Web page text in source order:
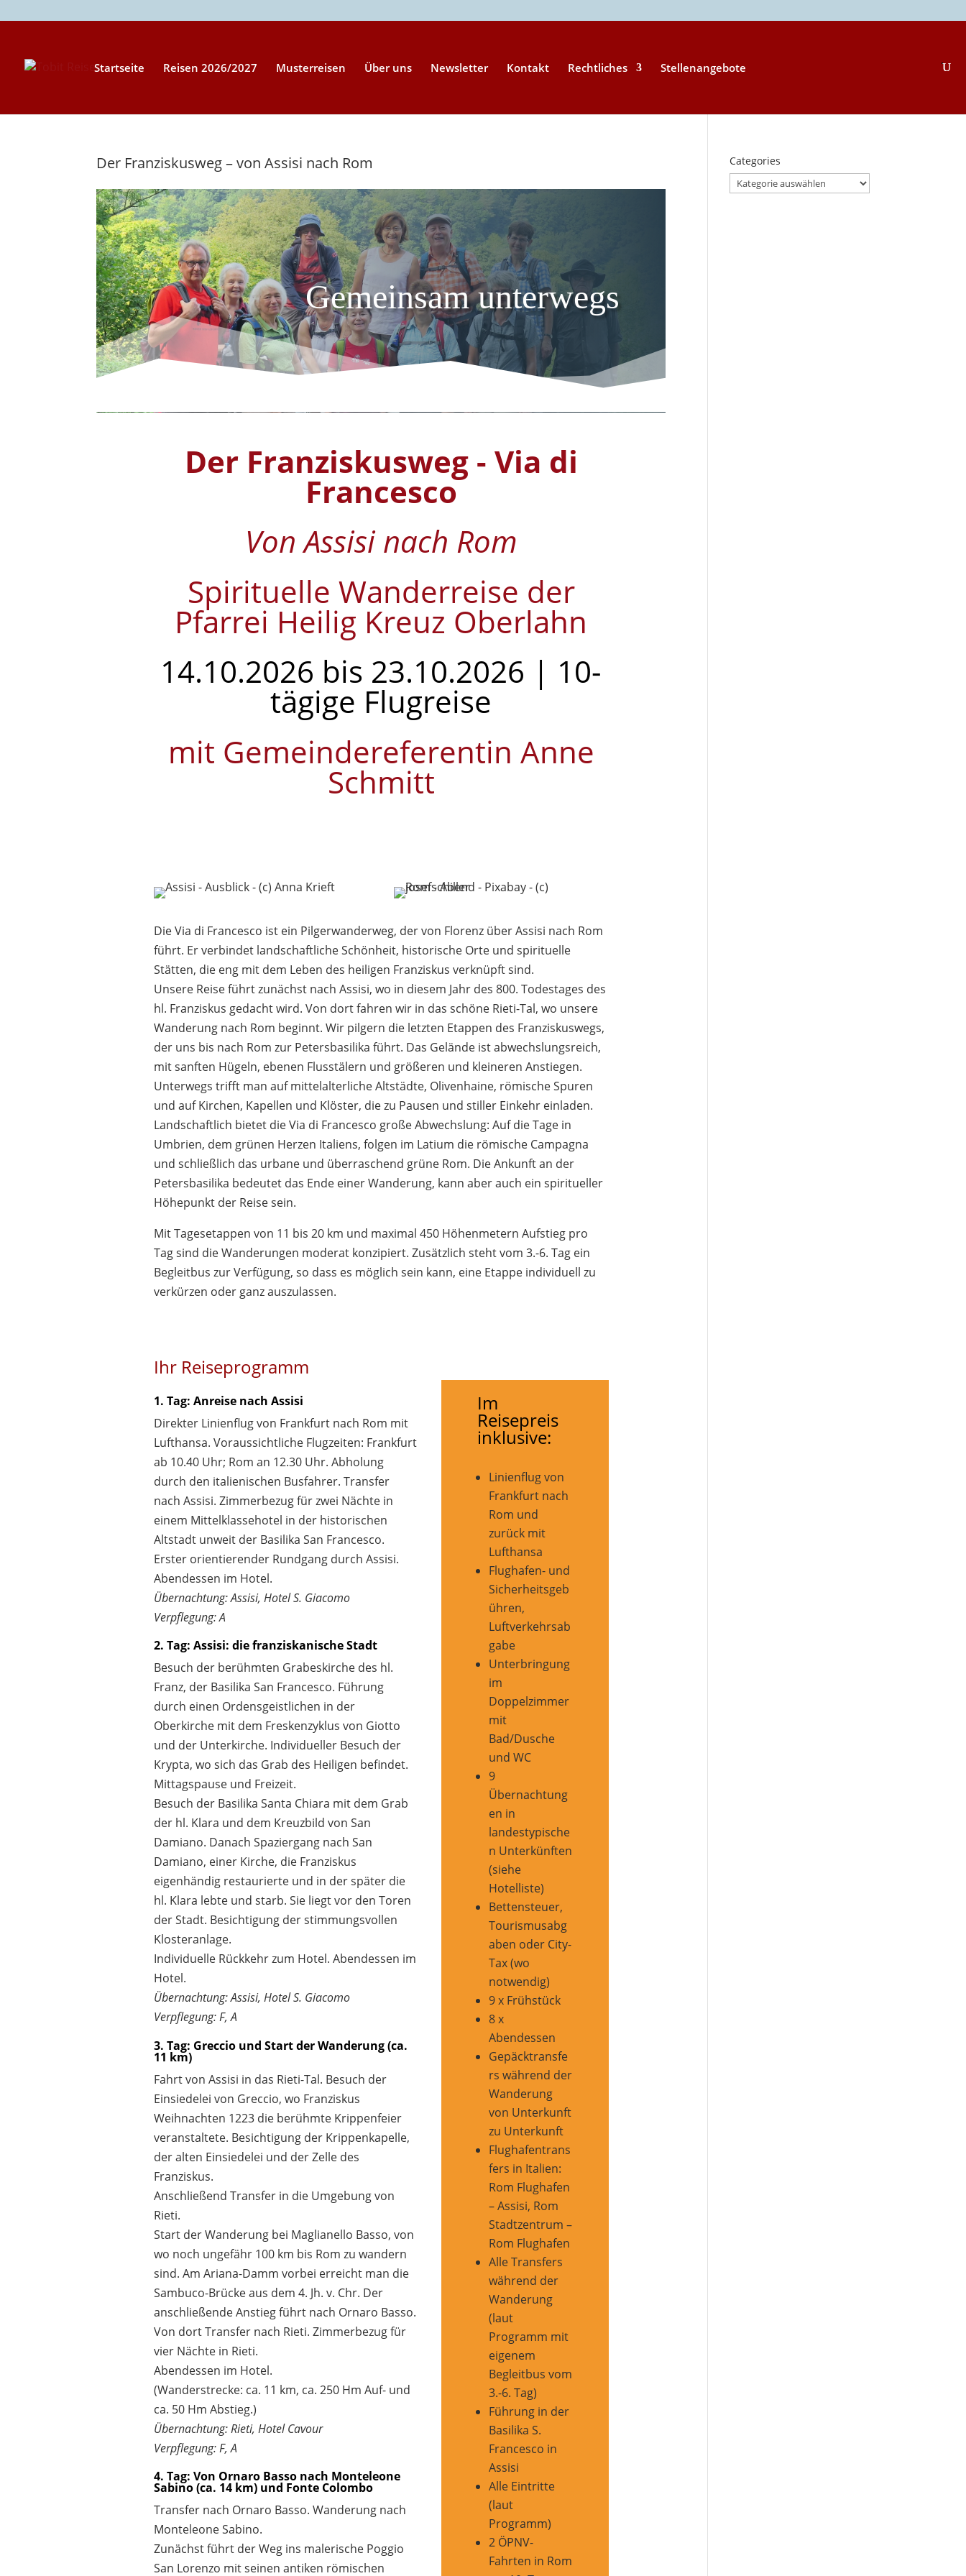
Startseite Reisen 2026/2027 Musterreisen Über uns Newsletter Kontakt Rechtliches Stellenangebote
Der Franziskusweg – von Assisi nach Rom
Gemeinsam unterwegs
Der Franziskusweg - Via di
Francesco
Von Assisi nach Rom
Spirituelle Wanderreise der
Pfarrei Heilig Kreuz Oberlahn
14.10.2026 bis 23.10.2026 | 10-
tägige Flugreise
mit Gemeindereferentin Anne
Schmitt
Die Via di Francesco ist ein Pilgerwanderweg, der von Florenz über Assisi nach Rom
führt. Er verbindet landschaftliche Schönheit, historische Orte und spirituelle
Stätten, die eng mit dem Leben des heiligen Franziskus verknüpft sind.
Unsere Reise führt zunächst nach Assisi, wo in diesem Jahr des 800. Todestages des
hl. Franziskus gedacht wird. Von dort fahren wir in das schöne Rieti-Tal, wo unsere
Wanderung nach Rom beginnt. Wir pilgern die letzten Etappen des Franziskuswegs,
der uns bis nach Rom zur Petersbasilika führt. Das Gelände ist abwechslungsreich,
mit sanften Hügeln, ebenen Flusstälern und größeren und kleineren Anstiegen.
Unterwegs trifft man auf mittelalterliche Altstädte, Olivenhaine, römische Spuren
und auf Kirchen, Kapellen und Klöster, die zu Pausen und stiller Einkehr einladen.
Landschaftlich bietet die Via di Francesco große Abwechslung: Auf die Tage in
Umbrien, dem grünen Herzen Italiens, folgen im Latium die römische Campagna
und schließlich das urbane und überraschend grüne Rom. Die Ankunft an der
Petersbasilika bedeutet das Ende einer Wanderung, kann aber auch ein spiritueller
Höhepunkt der Reise sein.
Mit Tagesetappen von 11 bis 20 km und maximal 450 Höhenmetern Aufstieg pro
Tag sind die Wanderungen moderat konzipiert. Zusätzlich steht vom 3.-6. Tag ein
Begleitbus zur Verfügung, so dass es möglich sein kann, eine Etappe individuell zu
verkürzen oder ganz auszulassen.
Ihr Reiseprogramm
1. Tag: Anreise nach Assisi
Direkter Linienflug von Frankfurt nach Rom mit
Lufthansa. Voraussichtliche Flugzeiten: Frankfurt
ab 10.40 Uhr; Rom an 12.30 Uhr. Abholung
durch den italienischen Busfahrer. Transfer
nach Assisi. Zimmerbezug für zwei Nächte in
einem Mittelklassehotel in der historischen
Altstadt unweit der Basilika San Francesco.
Erster orientierender Rundgang durch Assisi.
Abendessen im Hotel.
Übernachtung: Assisi, Hotel S. Giacomo
Verpflegung: A
2. Tag: Assisi: die franziskanische Stadt
Besuch der berühmten Grabeskirche des hl.
Franz, der Basilika San Francesco. Führung
durch einen Ordensgeistlichen in der
Oberkirche mit dem Freskenzyklus von Giotto
und der Unterkirche. Individueller Besuch der
Krypta, wo sich das Grab des Heiligen befindet.
Mittagspause und Freizeit.
Besuch der Basilika Santa Chiara mit dem Grab
der hl. Klara und dem Kreuzbild von San
Damiano. Danach Spaziergang nach San
Damiano, einer Kirche, die Franziskus
eigenhändig restaurierte und in der später die
hl. Klara lebte und starb. Sie liegt vor den Toren
der Stadt. Besichtigung der stimmungsvollen
Klosteranlage.
Individuelle Rückkehr zum Hotel. Abendessen im
Hotel.
Übernachtung: Assisi, Hotel S. Giacomo
Verpflegung: F, A
3. Tag: Greccio und Start der Wanderung (ca.
11 km)
Fahrt von Assisi in das Rieti-Tal. Besuch der
Einsiedelei von Greccio, wo Franziskus
Weihnachten 1223 die berühmte Krippenfeier
veranstaltete. Besichtigung der Krippenkapelle,
der alten Einsiedelei und der Zelle des
Franziskus.
Anschließend Transfer in die Umgebung von
Rieti.
Start der Wanderung bei Maglianello Basso, von
wo noch ungefähr 100 km bis Rom zu wandern
sind. Am Ariana-Damm vorbei erreicht man die
Sambuco-Brücke aus dem 4. Jh. v. Chr. Der
anschließende Anstieg führt nach Ornaro Basso.
Von dort Transfer nach Rieti. Zimmerbezug für
vier Nächte in Rieti.
Abendessen im Hotel.
(Wanderstrecke: ca. 11 km, ca. 250 Hm Auf- und
ca. 50 Hm Abstieg.)
Übernachtung: Rieti, Hotel Cavour
Verpflegung: F, A
4. Tag: Von Ornaro Basso nach Monteleone
Sabino (ca. 14 km) und Fonte Colombo
Transfer nach Ornaro Basso. Wanderung nach
Monteleone Sabino.
Zunächst führt der Weg ins malerische Poggio
San Lorenzo mit seinen antiken römischen
Im
Reisepreis
inklusive:
Linienflug von
Frankfurt nach
Rom und
zurück mit
Lufthansa
Flughafen- und
Sicherheitsgeb
ühren,
Luftverkehrsab
gabe
Unterbringung
im
Doppelzimmer
mit
Bad/Dusche
und WC
9
Übernachtung
en in
landestypische
n Unterkünften
(siehe
Hotelliste)
Bettensteuer,
Tourismusabg
aben oder City-
Tax (wo
notwendig)
9 x Frühstück
8 x
Abendessen
Gepäcktransfe
rs während der
Wanderung
von Unterkunft
zu Unterkunft
Flughafentrans
fers in Italien:
Rom Flughafen
– Assisi, Rom
Stadtzentrum –
Rom Flughafen
Alle Transfers
während der
Wanderung
(laut
Programm mit
eigenem
Begleitbus vom
3.-6. Tag)
Führung in der
Basilika S.
Francesco in
Assisi
Alle Eintritte
(laut
Programm)
2 ÖPNV-
Fahrten in Rom
Categories
Categories